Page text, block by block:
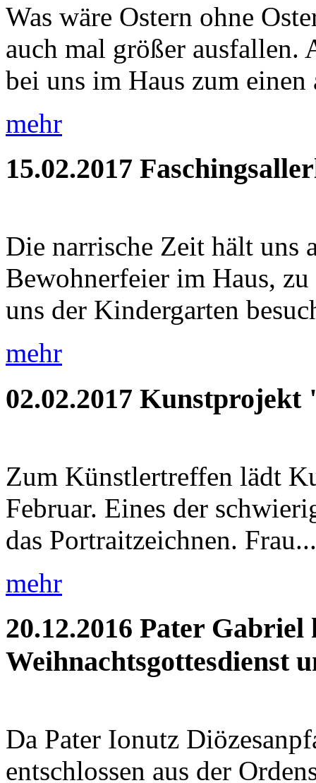
Was wäre Ostern ohne
auch mal größer ausfallen.
bei uns im Haus zum einen
mehr
15.02.2017
Die narrische Zeit hält uns
Bewohnerfeier im Haus,
uns der Kindergarten
mehr
02.02.2017 Kunstprojekt
Zum Künstlertreffen lädt
Februar. Eines der
das Portraitzeichnen. Frau...
mehr
20.12.2016 Pater Gabriel
Weihnachtsgottesdienst
Da Pater Ionutz
entschlossen aus der